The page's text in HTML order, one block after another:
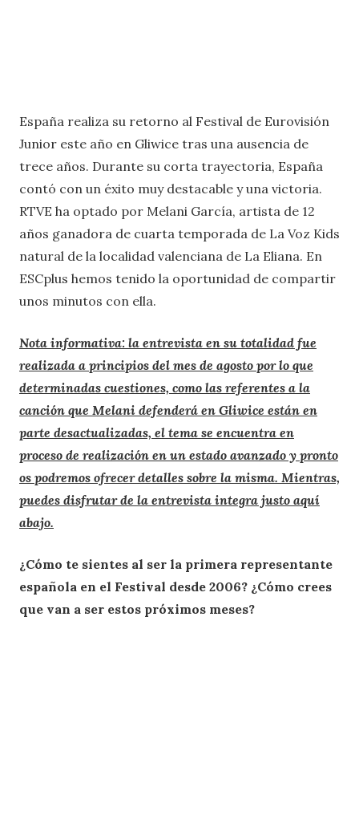
España realiza su retorno al Festival de Eurovisión
Junior este año en Gliwice tras una ausencia de
trece años. Durante su corta trayectoria, España
contó con un éxito muy destacable y una victoria.
RTVE ha optado por Melani García, artista de 12
años ganadora de cuarta temporada de La Voz Kids
natural de la localidad valenciana de La Eliana. En
ESCplus hemos tenido la oportunidad de compartir
unos minutos con ella.
Nota informativa: la entrevista en su totalidad fue
realizada a principios del mes de agosto por lo que
determinadas cuestiones, como las referentes a la
canción que Melani defenderá en Gliwice están en
parte desactualizadas, el tema se encuentra en
proceso de realización en un estado avanzado y pronto
os podremos ofrecer detalles sobre la misma. Mientras,
puedes disfrutar de la entrevista integra justo aquí
abajo.
¿Cómo te sientes al ser la primera representante
española en el Festival desde 2006? ¿Cómo crees
que van a ser estos próximos meses?